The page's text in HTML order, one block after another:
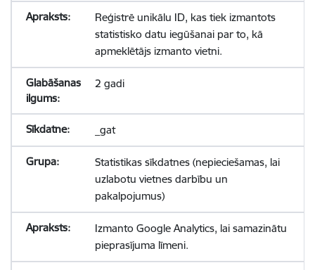
Reģistrē unikālu ID, kas tiek izmantots
statistisko datu iegūšanai par to, kā
apmeklētājs izmanto vietni.
2 gadi
_gat
Statistikas sīkdatnes (nepieciešamas, lai
uzlabotu vietnes darbību un
pakalpojumus)
Izmanto Google Analytics, lai samazinātu
pieprasījuma līmeni.